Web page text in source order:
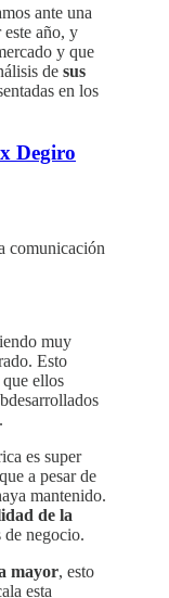
ante una
este año, y
y que
de sus
en los
Degiro
comunicación
muy
Esto
que ellos
es super
a pesar de
mantenido.
de la
de negocio.
mayor, esto
esta